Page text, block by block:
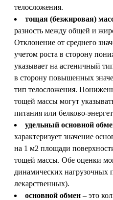
телосложения.
тощая (безжировая)
разность между общей и
Отклонение от среднего
учетом роста в сторону
указывает на астеничный
в сторону повышенных
тип телосложения.
тощей массы могут
питания или белково-
удельный основной
характеризует значение
на 1 м2 площади
тощей массы. Обе оценки
динамических нагрузочных
лекарственных).
основной обмен – это